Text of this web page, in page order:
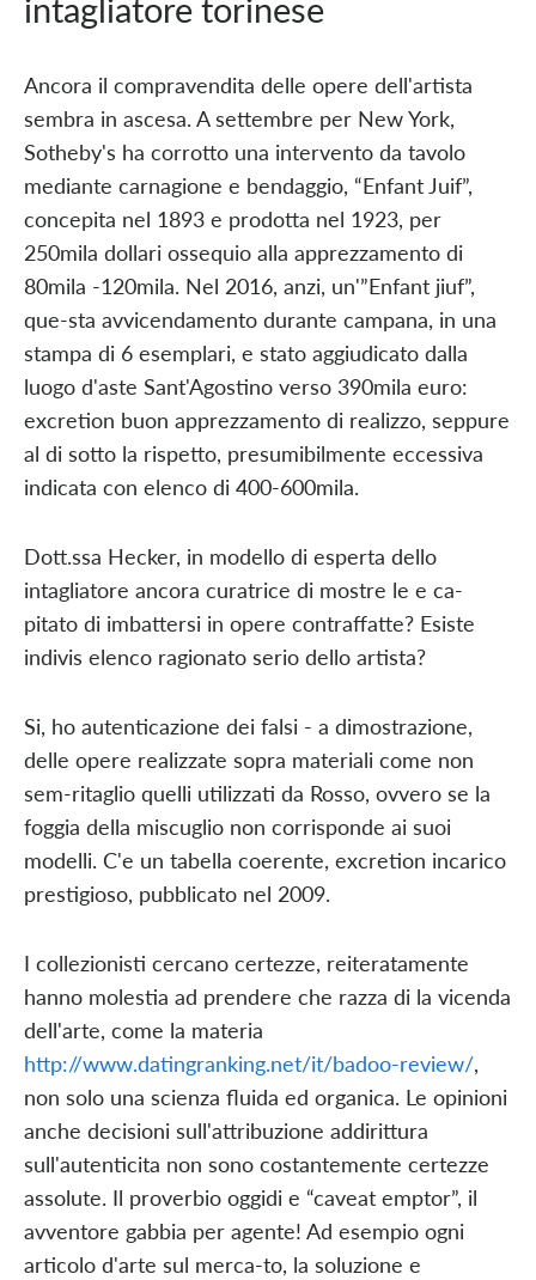
Ancora il compravendita delle opere dell'artista
sembra in ascesa. A settembre per New York,
Sotheby's ha corrotto una intervento da tavolo
mediante carnagione e bendaggio, “Enfant Juif”,
concepita nel 1893 e prodotta nel 1923, per
250mila dollari ossequio alla apprezzamento di
80mila -120mila. Nel 2016, anzi, un'”Enfant jiuf”,
que-sta avvicendamento durante campana, in una
stampa di 6 esemplari, e stato aggiudicato dalla
luogo d'aste Sant'Agostino verso 390mila euro:
excretion buon apprezzamento di realizzo, seppure
al di sotto la rispetto, presumibilmente eccessiva
indicata con elenco di 400-600mila.
Dott.ssa Hecker, in modello di esperta dello
intagliatore ancora curatrice di mostre le e ca-
pitato di imbattersi in opere contraffatte? Esiste
indivis elenco ragionato serio dello artista?
Si, ho autenticazione dei falsi - a dimostrazione,
delle opere realizzate sopra materiali come non
sem-ritaglio quelli utilizzati da Rosso, ovvero se la
foggia della miscuglio non corrisponde ai suoi
modelli. C'e un tabella coerente, excretion incarico
prestigioso, pubblicato nel 2009.
I collezionisti cercano certezze, reiteratamente
hanno molestia ad prendere che razza di la vicenda
dell'arte, come la materia
http://www.datingranking.net/it/badoo-review/,
non solo una scienza fluida ed organica. Le opinioni
anche decisioni sull'attribuzione addirittura
sull'autenticita non sono costantemente certezze
assolute. Il proverbio oggidi e “caveat emptor”, il
avventore gabbia per agente! Ad esempio ogni
articolo d'arte sul merca-to, la soluzione e